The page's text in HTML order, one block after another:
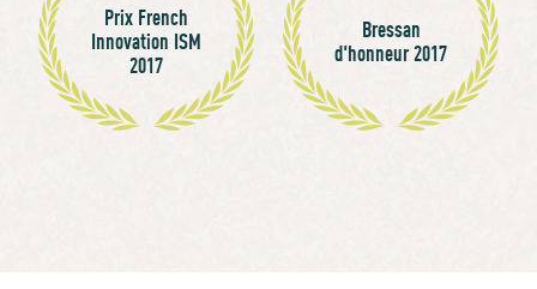
Prix French
Innovation ISM
2017
Bressan
d'honneur 2017